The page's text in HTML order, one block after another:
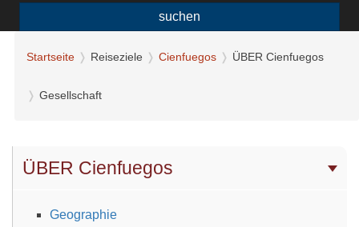
suchen
Startseite Reiseziele Cienfuegos ÜBER Cienfuegos
Gesellschaft
ÜBER Cienfuegos
Geographie